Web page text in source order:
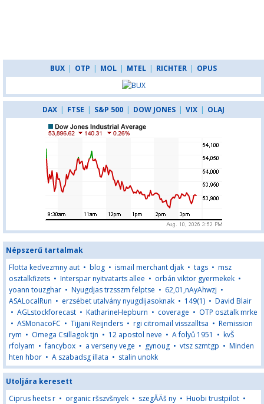
BUX | OTP | MOL | MTEL | RICHTER | OPUS
DAX | FTSE | S&P 500 | DOW JONES | VIX | OLAJ
Népszerű tartalmak
Flotta kedvezmny aut • blog • ismail merchant djak • tags • msz
osztalkfizets • Interspar nyitvatarts allee • orbán viktor gyermekek •
yoann touzghar • Nyugdjas trzsszm felptse • 62,01,nAyAhwzj •
ASALocalRun • erzsébet utalvány nyugdijasoknak • 149(1) • David Blair
• AGLstockforecast • KatharineHepburn • coverage • OTP osztalk mrke
• ASMonacoFC • Tijjani Reijnders • rgi citromail visszalltsa • Remission
rym • Omega Csillagok tjn • 12 apostol neve • A folyů 1951 • kvŠ
rfolyam •fancybox • a verseny vege • gynoug • vtsz szmtgp • Minden
hten hbor • A szabadsg illata • stalin unokk
Utoljára keresett
Ciprus heets r • organic ršszvšnyek • szegĂÄš ny • Huobi trustpilot •